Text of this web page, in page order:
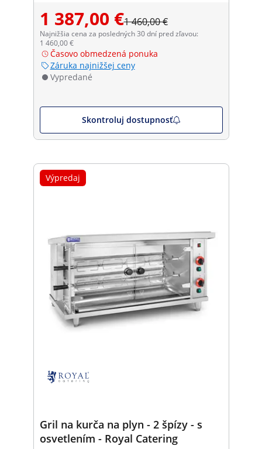
1 387,00 €1 460,00 €
Najnižšia cena za posledných 30 dní pred zľavou:
1 460,00 €
Časovo obmedzená ponuka
Záruka najnižšej ceny
Vypredané
Skontroluj dostupnosť
Výpredaj
Gril na kurča na plyn - 2 špízy - s
osvetlením - Royal Catering